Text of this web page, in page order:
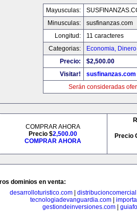
Mayusculas:
Minusculas:
susfinanzas.com
Longitud:
11 caracteres
Categorias:
Economia,
Precio:
$2,500.00
Visitar!
susfinanzas.com
Serán consideradas
COMPRAR AHORA
Precio $2,500.00
COMPRAR AHORA
Precio
dominios en venta:
desarrolloturistico.com
tecnologiadevanguardia.com|
gestiondeinversiones.com